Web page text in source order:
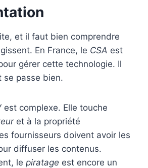
et il faut bien comprendre
En France, le CSA est
gérer cette technologie. Il
se passe bien.
est complexe. Elle touche
et à la propriété
fournisseurs doivent avoir les
diffuser les contenus.
le piratage est encore un